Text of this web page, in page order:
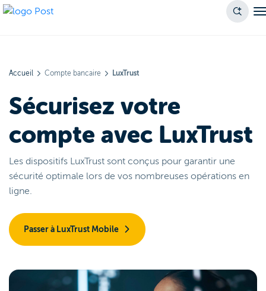
Accueil Compte bancaire LuxTrust
Sécurisez votre
compte avec LuxTrust
Les dispositifs LuxTrust sont conçus pour garantir une
sécurité optimale lors de vos nombreuses opérations en
ligne.
Passer à LuxTrust Mobile